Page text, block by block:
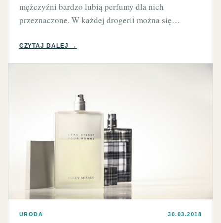
mężczyźni bardzo lubią perfumy dla nich
przeznaczone. W każdej drogerii można się…
CZYTAJ DALEJ →
URODA 30.03.2018